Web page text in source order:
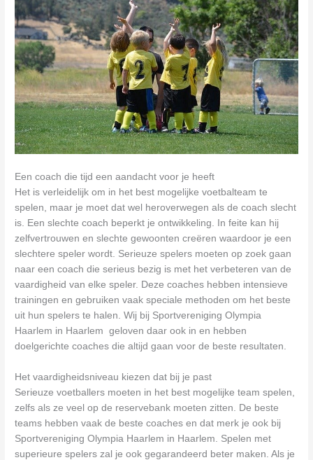
Een coach die tijd een aandacht voor je heeft
Het is verleidelijk om in het best mogelijke voetbalteam te
spelen, maar je moet dat wel heroverwegen als de coach slecht
is. Een slechte coach beperkt je ontwikkeling. In feite kan hij
zelfvertrouwen en slechte gewoonten creëren waardoor je een
slechtere speler wordt. Serieuze spelers moeten op zoek gaan
naar een coach die serieus bezig is met het verbeteren van de
vaardigheid van elke speler. Deze coaches hebben intensieve
trainingen en gebruiken vaak speciale methoden om het beste
uit hun spelers te halen. Wij bij Sportvereniging Olympia
Haarlem in Haarlem geloven daar ook in en hebben
doelgerichte coaches die altijd gaan voor de beste resultaten.
Het vaardigheidsniveau kiezen dat bij je past
Serieuze voetballers moeten in het best mogelijke team spelen,
zelfs als ze veel op de reservebank moeten zitten. De beste
teams hebben vaak de beste coaches en dat merk je ook bij
Sportvereniging Olympia Haarlem in Haarlem. Spelen met
superieure spelers zal je ook gegarandeerd beter maken. Als je